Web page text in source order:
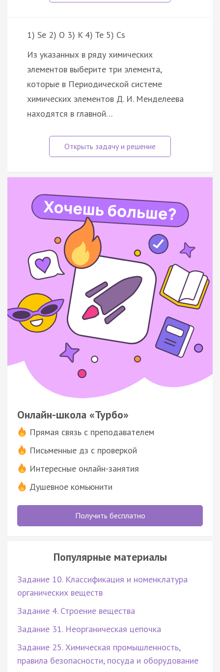
1) Se 2) O 3) K 4) Te 5) Cs
Из указанных в ряду химических
элементов выберите три элемента,
которые в Периодической системе
химических элементов Д. И. Менделеева
находятся в главной…
Онлайн-школа «Турбо»
Прямая связь с преподавателем
Письменные дз с проверкой
Интересные онлайн-занятия
Душевное комьюнити
Получить бесплатно
Популярные материалы
Задание 10. Классификация и номенклатура
органических веществ
Задание 4. Строение вещества
Задание 31. Неорганическая цепочка
Задание 25. Химическая промышленность,
правила безопасности, посуда и оборудование